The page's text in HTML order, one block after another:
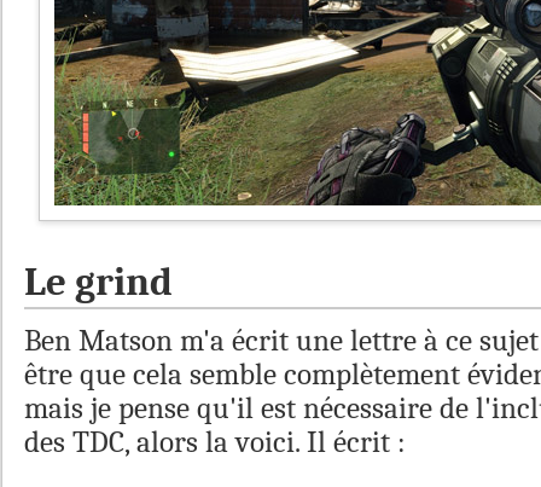
Le grind
Ben Matson m'a écrit une lettre à ce
être que cela semble complètement
mais je pense qu'il est nécessaire de
des TDC, alors la voici. Il écrit :